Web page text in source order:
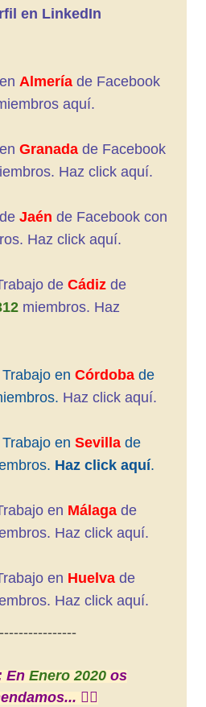
en LinkedIn
Almeríade Facebook
aquí.
Granada de Facebook
Haz click aquí.
Jaén de Facebook con
Haz click aquí.
de Cádiz de
miembros. Haz
en Córdobade
Haz click aquí.
en Sevillade
Haz click aquí.
en Málagade
Haz click aquí.
en Huelvade
Haz click aquí.
En Enero 2020os
👇🏼